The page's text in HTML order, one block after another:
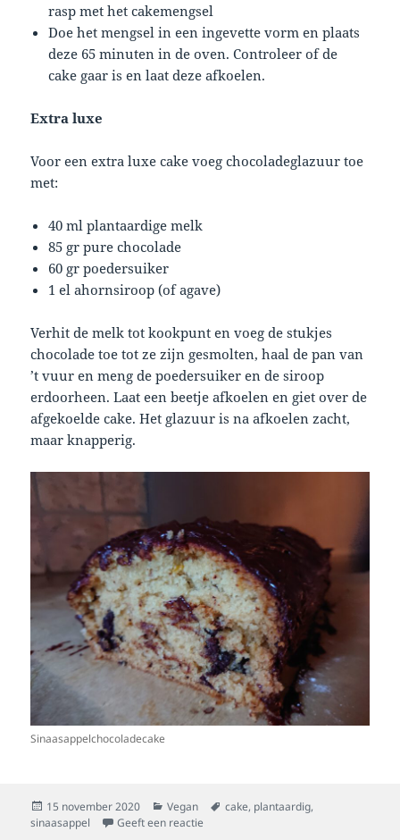
rasp met het cakemengsel
Doe het mengsel in een ingevette vorm en plaats
deze 65 minuten in de oven. Controleer of de
cake gaar is en laat deze afkoelen.
Extra luxe
Voor een extra luxe cake voeg chocoladeglazuur toe
met:
40 ml plantaardige melk
85 gr pure chocolade
60 gr poedersuiker
1 el ahornsiroop (of agave)
Verhit de melk tot kookpunt en voeg de stukjes
chocolade toe tot ze zijn gesmolten, haal de pan van
’t vuur en meng de poedersuiker en de siroop
erdoorheen. Laat een beetje afkoelen en giet over de
afgekoelde cake. Het glazuur is na afkoelen zacht,
maar knapperig.
Sinaasappelchocoladecake
Geplaatst
op
15 november 2020 Categorieën
Vegan Tags
cake, plantaardig,
sinaasappel
Geeft een reactie